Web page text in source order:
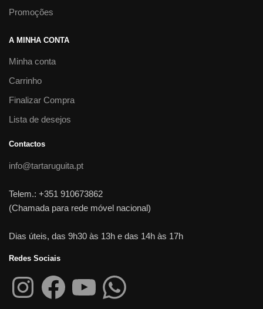
Promoções
A MINHA CONTA
Minha conta
Carrinho
Finalizar Compra
Lista de desejos
Contactos
info@tartaruguita.pt
Telem.: +351 910673862
(Chamada para rede móvel nacional)
Dias úteis, das 9h30 às 13h e das 14h às 17h
Redes Sociais